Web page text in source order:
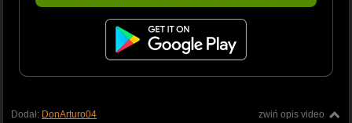
zwiń opis video
Dodał: DonArturo04